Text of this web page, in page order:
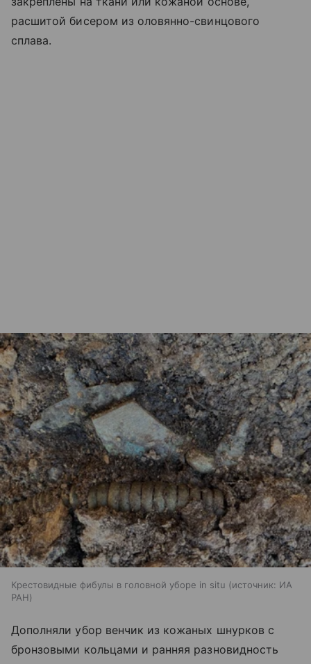
расшитой бисером из оловянно-свинцового
сплава.
Крестовидные фибулы в головной уборе in situ источник: ИА
РАН
Дополняли убор венчик из кожаных шнурков с
бронзовыми кольцами и ранняя разновидность